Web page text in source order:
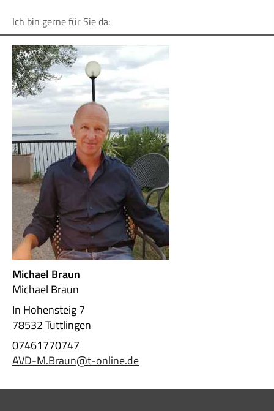
Ich bin gerne für Sie da:
Michael Braun
Michael Braun
In Hohensteig 7
78532 Tuttlingen
07461770747
AVD-M.Braun@t-online.de